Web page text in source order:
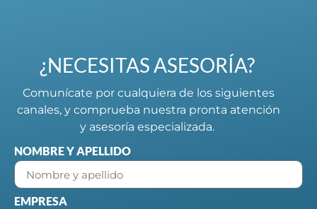
¿NECESITAS ASESORÍA?
Comunícate por cualquiera de los siguientes
canales, y comprueba nuestra pronta atención
y asesoría especializada.
NOMBRE Y APELLIDO
EMPRESA